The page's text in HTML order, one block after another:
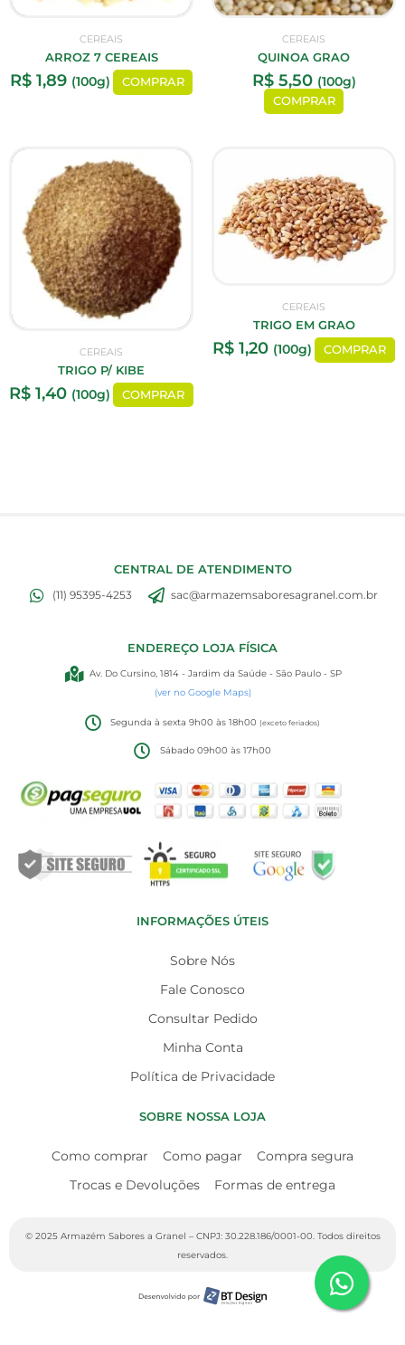
CEREAIS
ARROZ 7 CEREAIS
R$1,89 (100g) COMPRAR
CEREAIS
QUINOA GRAO
R$5,50 (100g)
COMPRAR
CEREAIS
TRIGO P/ KIBE
R$ 1,40 (100g) COMPRAR
CEREAIS
TRIGO EM GRAO
R$ 1,20 (100g) COMPRAR
CENTRAL DE ATENDIMENTO
(11) 95395-4253 sac@armazemsaboresagranel.com.br
ENDEREÇO LOJA FÍSICA
Av. Do Cursino, 1814 - Jardim da Saúde - São Paulo - SP
(ver no Google Maps)
Segunda à sexta 9h00 às 18h00(exceto feriados)
Sábado 09h00 às 17h00
INFORMAÇÕES ÚTEIS
Sobre Nós
Fale Conosco
Consultar Pedido
Minha Conta
Política de Privacidade
SOBRE NOSSA LOJA
Como comprar Como pagar
Compra segura
Trocas e Devoluções
Formas de entrega
© 2025 Armazém Sabores a Granel – CNPJ: 30.228.186/0001-00. Todos direitos
reservados.